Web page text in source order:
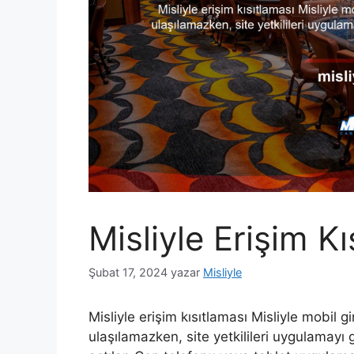
Misliyle Erişim
Şubat 17, 2024 yazar Misliyle
Misliyle erişim kısıtlaması Misliyle mobil
ulaşılamazken, site yetkilileri